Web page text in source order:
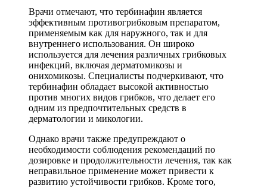
Врачи отмечают, что тербинафин является
эффективным противогрибковым препаратом,
применяемым как для наружного, так и для
внутреннего использования. Он широко
используется для лечения различных грибковых
инфекций, включая дерматомикозы и
онихомикозы. Специалисты подчеркивают, что
тербинафин обладает высокой активностью
против многих видов грибков, что делает его
одним из предпочтительных средств в
дерматологии и микологии.
Однако врачи также предупреждают о
необходимости соблюдения рекомендаций по
дозировке и продолжительности лечения, так как
неправильное применение может привести к
развитию устойчивости грибков. Кроме того,